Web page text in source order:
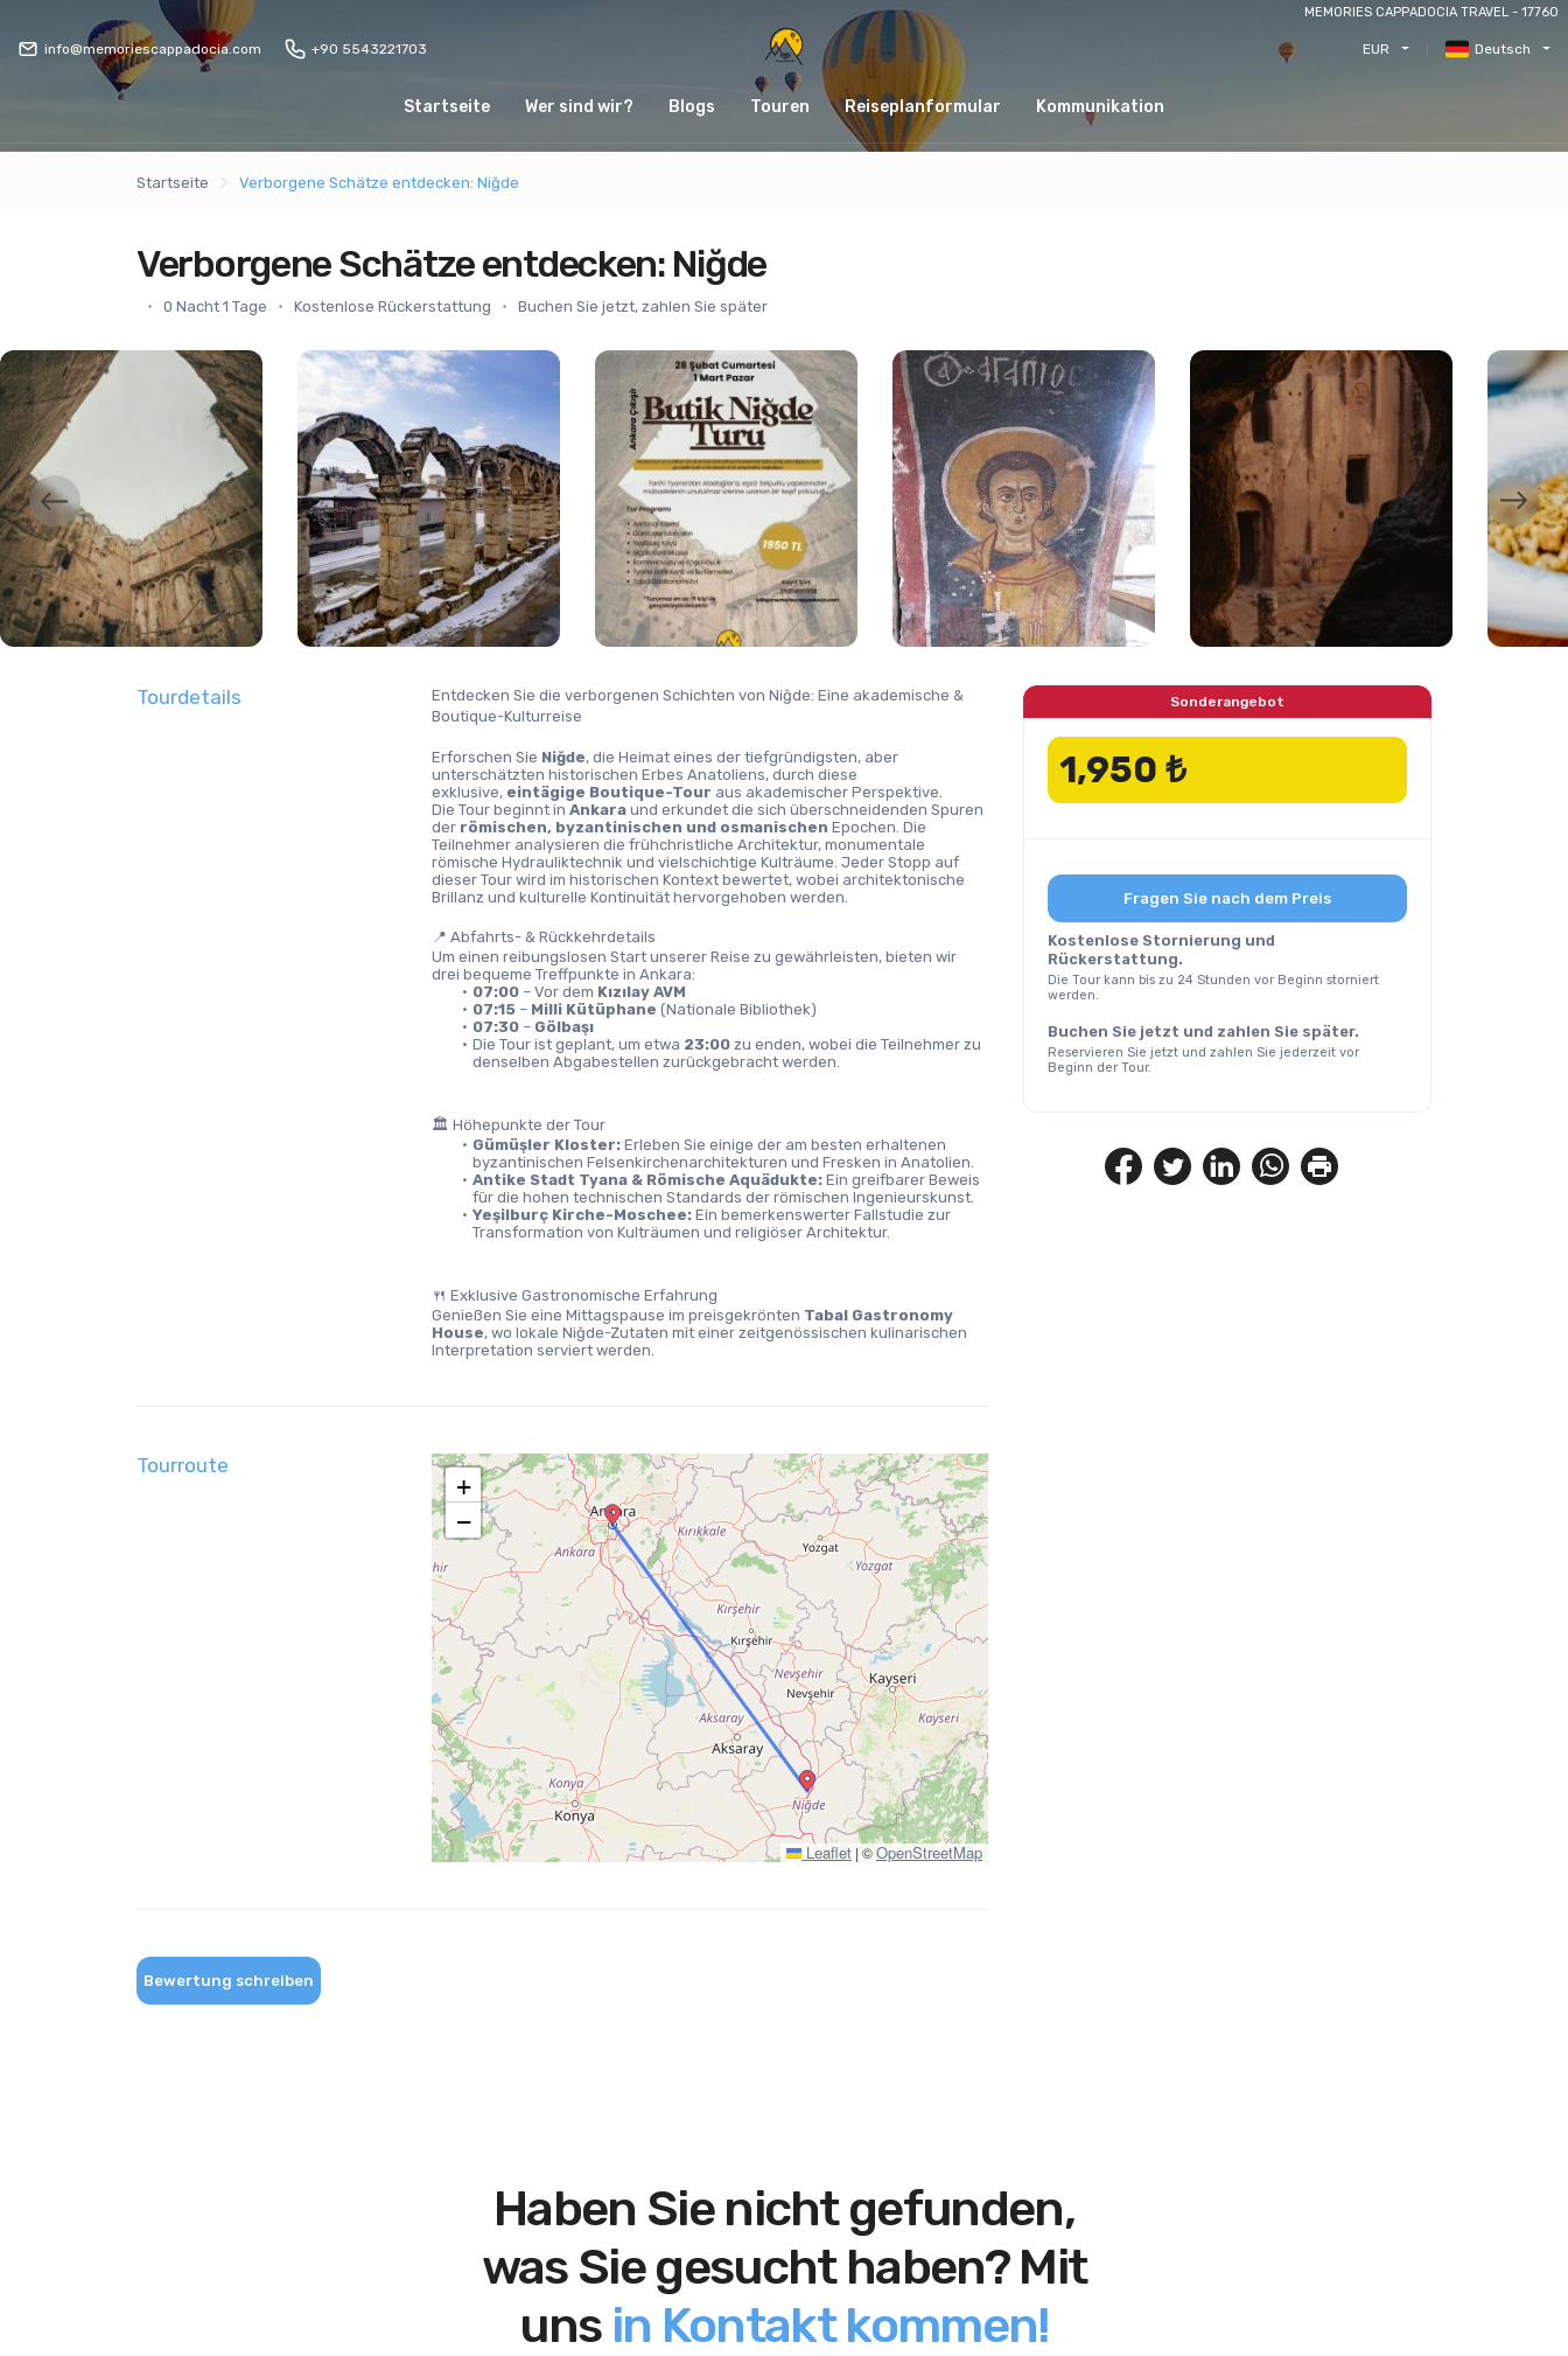
MEMORIES CAPPADOCIA TRAVEL - 17760
info@memoriescappadocia.com +90 5543221703 EUR Deutsch
Startseite Wer sind wir? Blogs Touren Reiseplanformular Kommunikation
Startseite Verborgene Schätze entdecken: Niğde
Verborgene Schätze entdecken: Niğde
0 Nacht 1 Tage Kostenlose Rückerstattung Buchen Sie jetzt, zahlen Sie später
Tourdetails
Entdecken Sie die verborgenen Schichten von Niğde: Eine akademische &
Boutique-Kulturreise
Erforschen Sie Niğde, die Heimat eines der tiefgründigsten, aber
unterschätzten historischen Erbes Anatoliens, durch diese
exklusive, eintägige Boutique-Tour aus akademischer Perspektive.
Die Tour beginnt in Ankara und erkundet die sich überschneidenden Spuren
der römischen, byzantinischen und osmanischen Epochen. Die
Teilnehmer analysieren die frühchristliche Architektur, monumentale
römische Hydrauliktechnik und vielschichtige Kulträume. Jeder Stopp auf
dieser Tour wird im historischen Kontext bewertet, wobei architektonische
Brillanz und kulturelle Kontinuität hervorgehoben werden.
📍 Abfahrts- & Rückkehrdetails
Um einen reibungslosen Start unserer Reise zu gewährleisten, bieten wir
drei bequeme Treffpunkte in Ankara:
07:00 – Vor dem Kızılay AVM
07:15 – Milli Kütüphane (Nationale Bibliothek)
07:30 – Gölbaşı
Die Tour ist geplant, um etwa 23:00 zu enden, wobei die Teilnehmer zu
denselben Abgabestellen zurückgebracht werden.
🏛️ Höhepunkte der Tour
Gümüşler Kloster: Erleben Sie einige der am besten erhaltenen
byzantinischen Felsenkirchenarchitekturen und Fresken in Anatolien.
Antike Stadt Tyana & Römische Aquädukte: Ein greifbarer Beweis
für die hohen technischen Standards der römischen Ingenieurskunst.
Yeşilburç Kirche-Moschee: Ein bemerkenswerter Fallstudie zur
Transformation von Kulträumen und religiöser Architektur.
🍴 Exklusive Gastronomische Erfahrung
Genießen Sie eine Mittagspause im preisgekrönten Tabal Gastronomy
House, wo lokale Niğde-Zutaten mit einer zeitgenössischen kulinarischen
Interpretation serviert werden.
Tourroute
+
−
Leaflet | ©OpenStreetMap
Bewertung schreiben
Sonderangebot
1,950 ₺
Fragen Sie nach dem Preis
Kostenlose Stornierung und
Rückerstattung.
Die Tour kann bis zu 24 Stunden vor Beginn storniert
werden.
Buchen Sie jetzt und zahlen Sie später.
Reservieren Sie jetzt und zahlen Sie jederzeit vor
Beginn der Tour.
Haben Sie nicht gefunden,
was Sie gesucht haben? Mit
uns in Kontakt kommen!